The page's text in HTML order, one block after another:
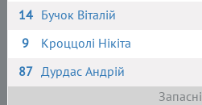
14 Бучок Віталій
9
Кроццолі Нікіта
87 Дурдас Андрій
Запасні